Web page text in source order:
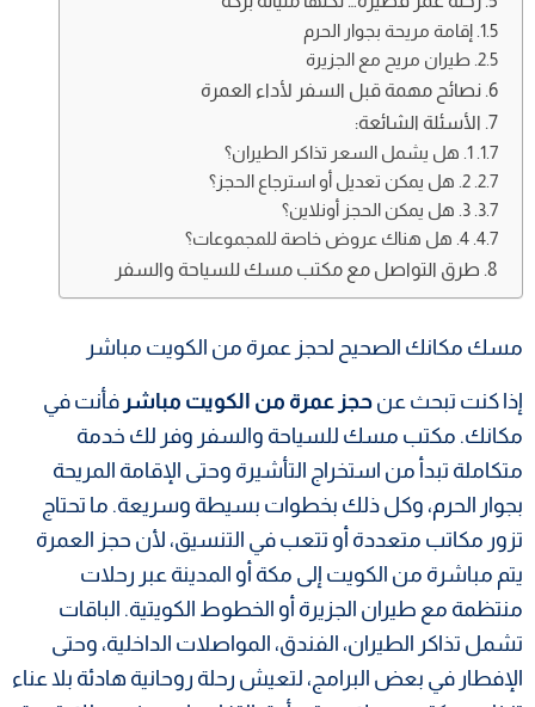
إقامة مريحة بجوار الحرم
طيران مريح مع الجزيرة
نصائح مهمة قبل السفر لأداء العمرة
الأسئلة الشائعة:
1. هل يشمل السعر تذاكر الطيران؟
2. هل يمكن تعديل أو استرجاع الحجز؟
3. هل يمكن الحجز أونلاين؟
4. هل هناك عروض خاصة للمجموعات؟
طرق التواصل مع مكتب مسك للسياحة والسفر
مسك مكانك الصحيح لحجز عمرة من الكويت مباشر
إذا كنت تبحث عن حجز عمرة من الكويت مباشر فأنت في
مكانك. مكتب مسك للسياحة والسفر وفر لك خدمة
متكاملة تبدأ من استخراج التأشيرة وحتى الإقامة المريحة
بجوار الحرم، وكل ذلك بخطوات بسيطة وسريعة. ما تحتاج
تزور مكاتب متعددة أو تتعب في التنسيق، لأن حجز العمرة
يتم مباشرة من الكويت إلى مكة أو المدينة عبر رحلات
منتظمة مع طيران الجزيرة أو الخطوط الكويتية. الباقات
تشمل تذاكر الطيران، الفندق، المواصلات الداخلية، وحتى
الإفطار في بعض البرامج، لتعيش رحلة روحانية هادئة بلا عناء